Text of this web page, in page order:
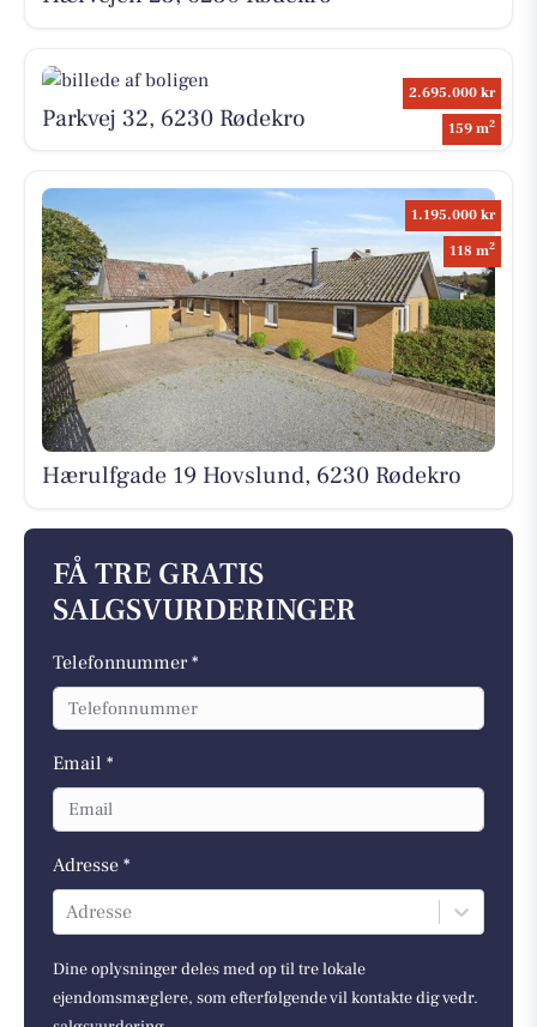
2.695.000 kr
159 m2
Parkvej 32, 6230 Rødekro
1.195.000 kr
118 m2
Hærulfgade 19 Hovslund, 6230 Rødekro
FÅ TRE GRATIS
SALGSVURDERINGER
Telefonnummer *
Email *
Adresse *
Adresse
Dine oplysninger deles med op til tre lokale
ejendomsmæglere, som efterfølgende vil kontakte dig vedr.